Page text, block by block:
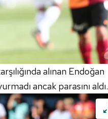
alınan Endoğan
ancak parasını aldı.